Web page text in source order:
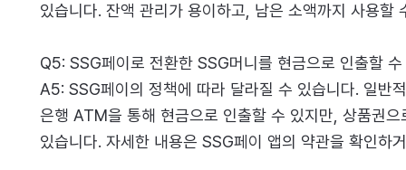
있습니다. 잔액 관리가 용이하고, 남은 소액까지 사용할
Q5: SSG페이로 전환한 SSG머니를 현금으로 인출할
A5: SSG페이의 정책에 따라 달라질 수 있습니다. 일반
은행 ATM을 통해 현금으로 인출할 수 있지만, 상품권
있습니다. 자세한 내용은 SSG페이 앱의 약관을 확인하